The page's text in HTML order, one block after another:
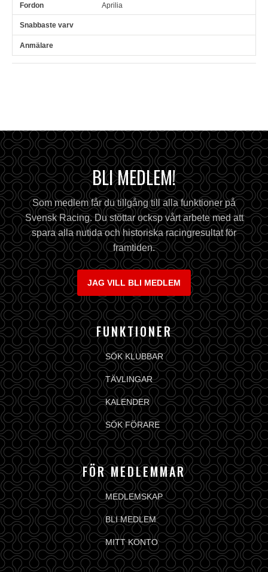
Aprilia
BLI MEDLEM!
Som medlem får du tillgång till alla funktioner på
Svensk Racing. Du stöttar ocksp vårt arbete med att
spara alla nutida och historiska racingresultat för
framtiden.
JAG VILL BLI MEDLEM
FUNKTIONER
SÖK KLUBBAR
TÄVLINGAR
KALENDER
SÖK FÖRARE
FÖR MEDLEMMAR
MEDLEMSKAP
BLI MEDLEM
MITT KONTO